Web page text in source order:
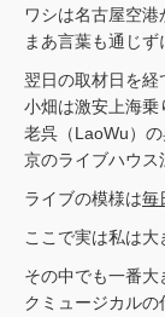
ワシは名古屋空港
まあ言葉も通じず
翌日の取材日を経
小畑は激安上海乗
老呉（LaoWu）
京のライブハウス
ライブの模様は毎
ここで実は私は大
その中でも一番
クミュージカルの